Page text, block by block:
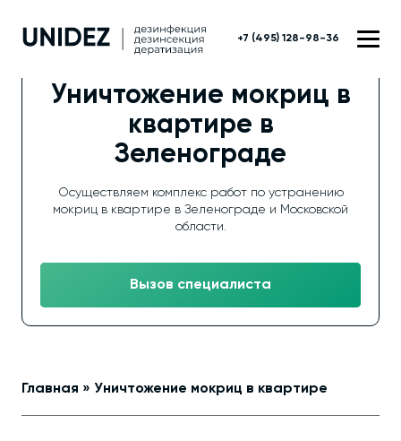
+7 (495) 128-98-36
Уничтожение мокриц в
квартире в
Зеленограде
Осуществляем комплекс работ по устранению
мокриц в квартире в Зеленограде и Московской
области.
Вызов специалиста
Главная » Уничтожение мокриц в квартире